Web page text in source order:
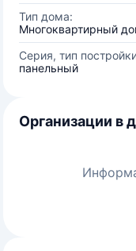
Тип дома:
Многоквартирный
Серия, тип
панельный
Организации в